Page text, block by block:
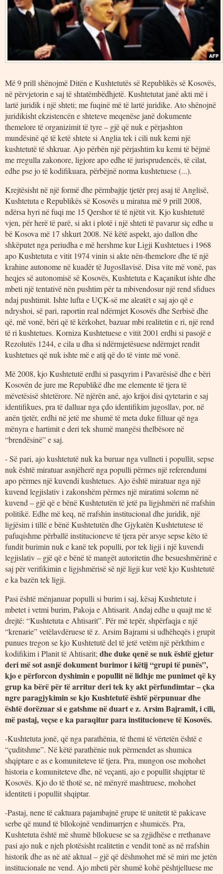
Më 9 prill shënojmë Ditën e Kushtetutës së Republikës së Kosovës,
në përvjetorin e saj të shtatëmbëdhjetë. Kushtetutat janë akti më i
lartë juridik i një shteti; me fuqinë më të lartë juridike. Ato shënojnë
juridikisht ekzistencën e shteteve meqenëse janë dokumente
themelore të organizimit të tyre – gjë që nuk e përjashton
mundësinë që të ketë shtete si Anglia tek i cili nuk kemi një
kushtetutë të shkruar. Ajo përbën një përjashtim ku kemi të bëjmë
me rregulla zakonore, ligjore apo edhe të jurisprudencës, të cilat,
edhe pse jo të kodifikuara, përbëjnë norma kushtetuese (...).
Krejtësisht në një formë dhe përmbajtje tjetër prej asaj të Anglisë,
Kushtetuta e Republikës së Kosovës u miratua më 9 prill 2008,
ndërsa hyri në fuqi me 15 Qershor të të njëtit vit. Kjo kushtetutë
vjen, për herë të parë, si akt i plotë i një shteti të pavarur siç edhe u
bë Kosova më 17 shkurt 2008. Në këtë aspekt, ajo dallon dhe
shkëputet nga periudha e më hershme kur Ligji Kushtetues i 1968
apo Kushtetuta e vitit 1974 vinin si akte nën-themelore dhe të një
krahine autonome në kuadër të Jugosllavisë. Disa vite më vonë, pas
heqjes së autonomisë së Kosovës, Kushtetuta e Kaçanikut ishte dhe
mbeti një tentativë nën pushtim për ta mbivendosur një rend sfidues
ndaj pushtimit. Ishte lufta e UÇK-së me aleatët e saj ajo që e
ndryshoi, së pari, raportin real ndërmjet Kosovës dhe Serbisë dhe
që, më vonë, bëri që të kërkohet, bazuar mbi realitetin e ri, një rend
të ri kushtetues. Korniza Kushtetuese e vitit 2001 erdhi si pasojë e
Rezolutës 1244, e cila u dha si ndërmjetësuese ndërmjet rendit
kushtetues që nuk ishte më e atij që do të vinte më vonë.
Më 2008, kjo Kushtetutë erdhi si pasqyrim i Pavarësisë dhe e bëri
Kosovën de jure me Republikë dhe me elemente të tjera të
mëvetësisë shtetërore. Në njërën anë, ajo krijoi disi qytetarin e saj
identifikues, pra të dalluar nga çdo identifikim jugosllav, por, në
anën tjetër, erdhi në jetë me shumë të meta duke filluar që nga
mënyra e hartimit e deri tek shumë mangësi thelbësore në
“brendësinë” e saj.
- Së pari, ajo kushtetutë nuk ka buruar nga vullneti i popullit, sepse
nuk është miratuar asnjëherë nga populli përmes një referendumi
apo përmes një kuvendi kushtetues. Ajo është miratuar nga një
kuvend legjislativ i zakonshëm përmes një miratimi solemn në
kuvend – gjë që e bënë Kushtetutën të jetë pa ligjshmëri në rrafshin
politikë. Edhe më keq, në rrafshin institucional dhe juridik, një
ligjësim i tillë e bënë Kushtetutën dhe Gjykatën Kushtetutese të
pafuqishme përballë institucioneve të tjera për arsye sepse këto të
fundit burimin nuk e kanë tek populli, por tek ligji i një kuvendi
legjislativ – gjë që e bënë të mangët autoritetin dhe besueshmërinë e
saj për verifikimin e ligjshmërisë së një ligji kur vetë kjo Kushtetutë
e ka bazën tek ligji.
Pasi është mënjanuar populli si burim i saj, kësaj Kushtetute i
mbetet i vetmi burim, Pakoja e Ahtisarit. Andaj edhe u quajt me të
drejtë: “Kushtetuta e Ahtisarit”. Për më tepër, shpërfaqja e një
“krenarie” vetëlavdëruese të z. Arsim Bajrami si udhëheqës i grupit
punues tregon se kjo Kushtetutë del të jetë vetëm një përkthim e
kodifikim i Planit të Ahtisarit; dhe duke qenë se nuk është gjetur
deri më sot asnjë dokument burimor i këtij “grupi të punës”,
kjo e përforcon dyshimin e popullit në lidhje me punimet që ky
grup ka bërë për të arritur deri tek ky akt përfundimtar – çka
ngre paragjykimin se kjo Kushtetutë është përpunuar dhe
është dorëzuar si e gatshme në duart e z. Arsim Bajramit, i cili,
më pastaj, veçse e ka paraqitur para institucioneve të Kosovës.
-Kushtetuta jonë, që nga parathënia, të themi të vërtetën është e
“çuditshme”. Në këtë parathënie nuk përmendet as shumica
shqiptare e as e komuniteteve të tjera. Pra, mungon ose mohohet
historia e komuniteteve dhe, në veçanti, ajo e popullit shqiptar të
Kosovës. Kjo do të thotë se, në mënyrë mashtruese, mohohet
identiteti i popullit shqiptar.
-Pastaj, nene të caktuara pajambajnë grupe të unitetit të pakicave
serbe që mund të bllokojnë vendimarrjen e shumicës. Pra,
Kushtetuta është më shumë bllokuese se sa zgjidhëse e rrethanave
pasi ajo nuk e njeh plotësisht realitetin e vendit tonë as në rrafshin
historik dhe as në atë aktual – gjë që dëshmohet më së miri me jetën
institucionale ne vend. Ajo mbeti për shumë kohë pështjelluese me